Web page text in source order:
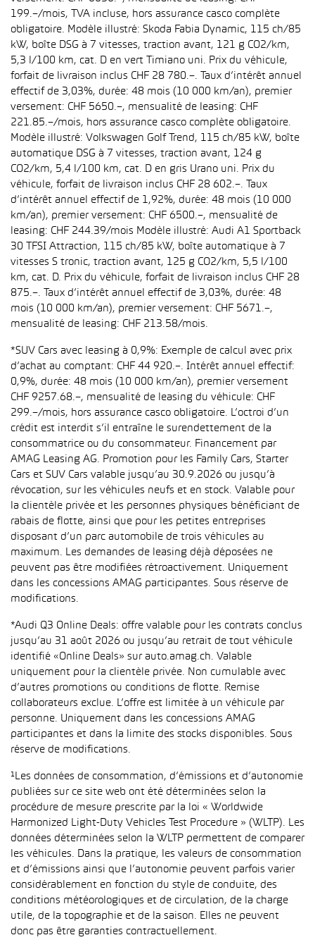
199.–/mois, TVA incluse, hors assurance casco complète
obligatoire. Modèle illustré: Skoda Fabia Dynamic, 115 ch/85
kW, boîte DSG à 7 vitesses, traction avant, 121 g CO2/km,
5,3 l/100 km, cat. D en vert Timiano uni. Prix du véhicule,
forfait de livraison inclus CHF 28 780.–. Taux d’intérêt annuel
effectif de 3,03%, durée: 48 mois (10 000 km/an), premier
versement: CHF 5650.–, mensualité de leasing: CHF
221.85.–/mois, hors assurance casco complète obligatoire.
Modèle illustré: Volkswagen Golf Trend, 115 ch/85 kW, boîte
automatique DSG à 7 vitesses, traction avant, 124 g
CO2/km, 5,4 l/100 km, cat. D en gris Urano uni. Prix du
véhicule, forfait de livraison inclus CHF 28 602.–. Taux
d’intérêt annuel effectif de 1,92%, durée: 48 mois (10 000
km/an), premier versement: CHF 6500.–, mensualité de
leasing: CHF 244.39/mois Modèle illustré: Audi A1 Sportback
30 TFSI Attraction, 115 ch/85 kW, boîte automatique à 7
vitesses S tronic, traction avant, 125 g CO2/km, 5,5 l/100
km, cat. D. Prix du véhicule, forfait de livraison inclus CHF 28
875.–. Taux d’intérêt annuel effectif de 3,03%, durée: 48
mois (10 000 km/an), premier versement: CHF 5671.–,
mensualité de leasing: CHF 213.58/mois.
*SUV Cars avec leasing à 0,9%: Exemple de calcul avec prix
d’achat au comptant: CHF 44 920.–. Intérêt annuel effectif:
0,9%, durée: 48 mois (10 000 km/an), premier versement
CHF 9257.68.–, mensualité de leasing du véhicule: CHF
299.–/mois, hors assurance casco obligatoire. L’octroi d’un
crédit est interdit s’il entraîne le surendettement de la
consommatrice ou du consommateur. Financement par
AMAG Leasing AG. Promotion pour les Family Cars, Starter
Cars et SUV Cars valable jusqu’au 30.9.2026 ou jusqu’à
révocation, sur les véhicules neufs et en stock. Valable pour
la clientèle privée et les personnes physiques bénéficiant de
rabais de flotte, ainsi que pour les petites entreprises
disposant d’un parc automobile de trois véhicules au
maximum. Les demandes de leasing déjà déposées ne
peuvent pas être modifiées rétroactivement. Uniquement
dans les concessions AMAG participantes. Sous réserve de
modifications.
*Audi Q3 Online Deals: offre valable pour les contrats conclus
jusqu’au 31 août 2026 ou jusqu’au retrait de tout véhicule
identifié «Online Deals» sur auto.amag.ch. Valable
uniquement pour la clientèle privée. Non cumulable avec
d’autres promotions ou conditions de flotte. Remise
collaborateurs exclue. L’offre est limitée à un véhicule par
personne. Uniquement dans les concessions AMAG
participantes et dans la limite des stocks disponibles. Sous
réserve de modifications.
¹Les données de consommation, d’émissions et d’autonomie
publiées sur ce site web ont été déterminées selon la
procédure de mesure prescrite par la loi « Worldwide
Harmonized Light-Duty Vehicles Test Procedure » (WLTP). Les
données déterminées selon la WLTP permettent de comparer
les véhicules. Dans la pratique, les valeurs de consommation
et d’émissions ainsi que l’autonomie peuvent parfois varier
considérablement en fonction du style de conduite, des
conditions météorologiques et de circulation, de la charge
utile, de la topographie et de la saison. Elles ne peuvent
donc pas être garanties contractuellement.